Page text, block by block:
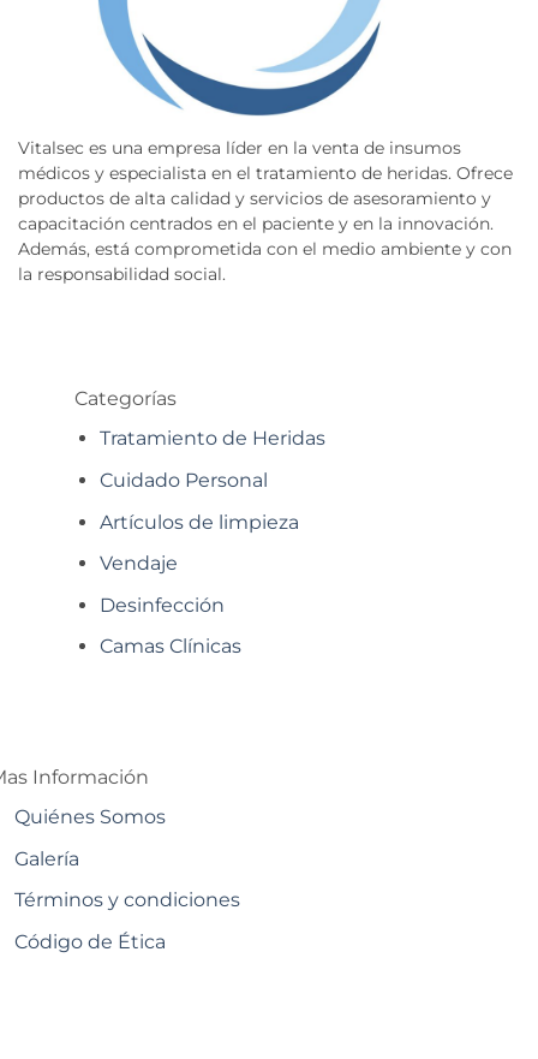
Vitalsec es una empresa líder en la venta de insumos
médicos y especialista en el tratamiento de heridas. Ofrece
productos de alta calidad y servicios de asesoramiento y
capacitación centrados en el paciente y en la innovación.
Además, está comprometida con el medio ambiente y con
la responsabilidad social.
Categorías
Tratamiento de Heridas
Cuidado Personal
Artículos de limpieza
Vendaje
Desinfección
Camas Clínicas
Información
Quiénes Somos
Galería
Términos y condiciones
Código de Ética